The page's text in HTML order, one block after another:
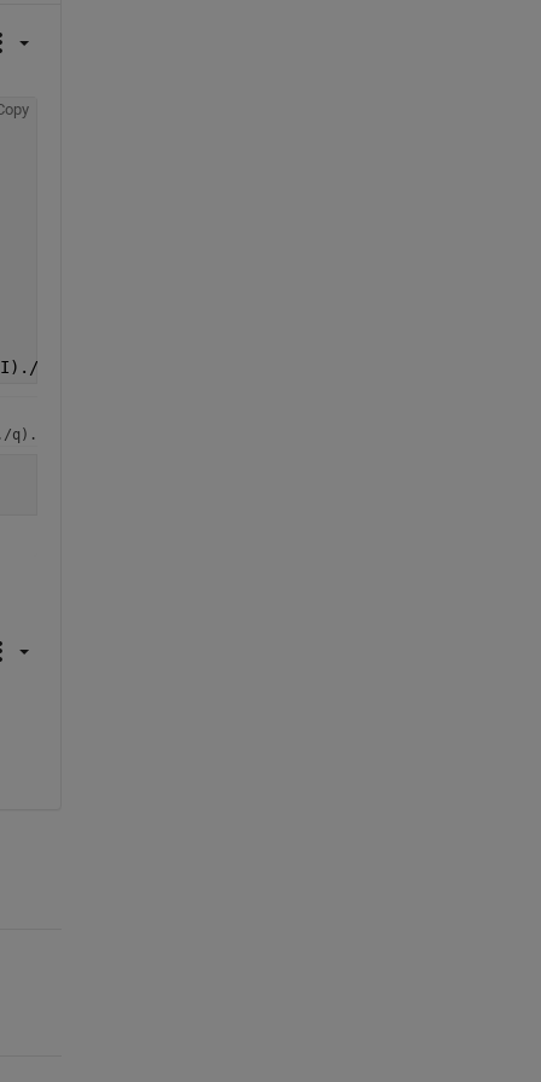
(1-(N.*k.*Rth.*I./q).*(log(I./Iso)-(q.*Vgo./